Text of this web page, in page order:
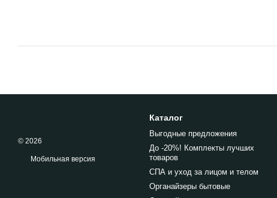
© 2026
Мобильная версия
Каталог
Выгодные предложения
До -20%! Комплекты лучших
товаров
СПА и уход за лицом и телом
Органайзеры бытовые